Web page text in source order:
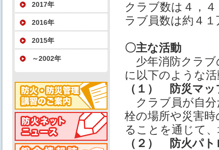
2017年
2016年
2015年
～2002年
クラブ数は４，
ラブ員数は約４
〇主な活動
少年消防クラブ
に以下のような
（１） 防災マッ
クラブ員が自分
栓の場所や災害
ることを通じて
（２） 防火パト